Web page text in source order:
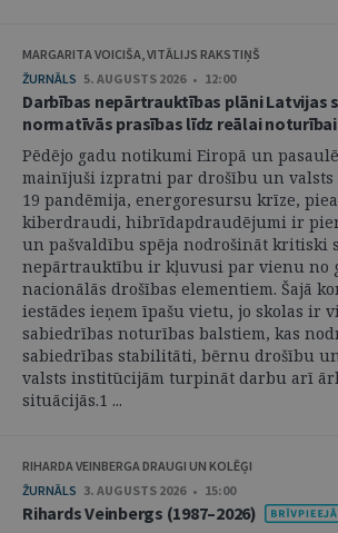
MARGARITA VOICIŠA, VITĀLIJS RAKSTIŅŠ
ŽURNĀLS 5. AUGUSTS 2026 • 12:00
Darbības nepārtrauktības plāni Latvijas
normatīvās prasības līdz reālai noturībai
Pēdējo gadu notikumi Eiropā un
mainījuši izpratni par drošību un
19 pandēmija, energoresursu krīze,
kiberdraudi, hibrīdapdraudējumi ir
un pašvaldību spēja nodrošināt kritiski
nepārtrauktību ir kļuvusi par vienu no
nacionālās drošības elementiem. Šajā
iestādes ieņem īpašu vietu, jo skolas ir
sabiedrības noturības balstiem, kas
sabiedrības stabilitāti, bērnu drošību
valsts institūcijām turpināt darbu arī
situācijās.1 ...
RIHARDA VEINBERGA DRAUGI UN KOLĒĢI
ŽURNĀLS 3. AUGUSTS 2026 • 15:00
Rihards Veinbergs (1987–2026)